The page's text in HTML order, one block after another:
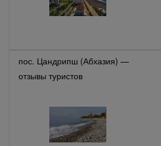
пос. Цандрипш (Абхазия) —
отзывы туристов